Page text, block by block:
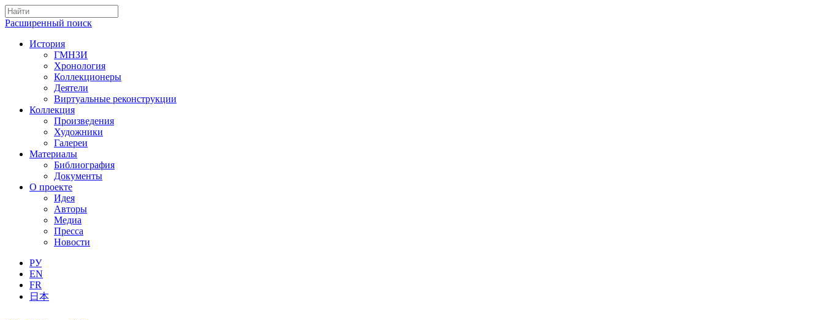
Расширенный поиск
История
ГМНЗИ
Хронология
Коллекционеры
Деятели
Виртуальные реконструкции
Коллекция
Произведения
Художники
Галереи
Материалы
Библиография
Документы
О проекте
Идея
Авторы
Медиа
Пресса
Новости
РУ
EN
FR
日本